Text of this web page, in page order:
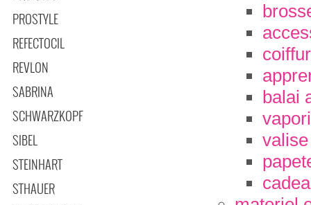
PROSTYLE
REFECTOCIL
REVLON
SABRINA
SCHWARZKOPF
SIBEL
STEINHART
STHAUER
balai